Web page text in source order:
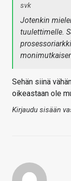
svk
Jotenkin
tuulettimelle.
Sehän siinä
oikeastaan ole
Kirjaudu sisään